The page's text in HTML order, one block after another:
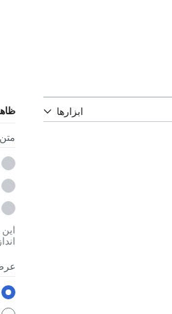
ابزارها
متن